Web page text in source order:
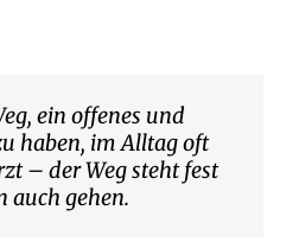
ein offenes und
haben, im Alltag oft
– der Weg steht fest
auch gehen.